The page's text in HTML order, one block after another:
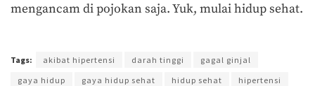
mengancam di pojokan saja. Yuk, mulai hidup sehat.
Tags: akibat hipertensi darah tinggi
gagal ginjal
gaya hidup
gaya hidup sehat hidup sehat
hipertensi